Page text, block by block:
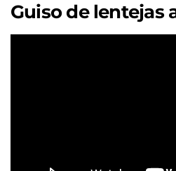
Guiso de lentejas